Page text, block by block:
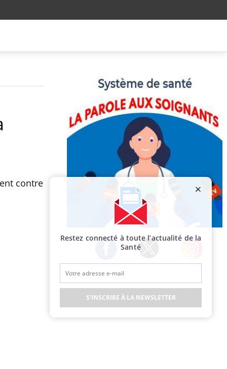
contre
Facebook Twitter Instagram
Restez connecté à toute l’actualité de la
Santé
S'INSCRIRE À LA NEWSLETTER